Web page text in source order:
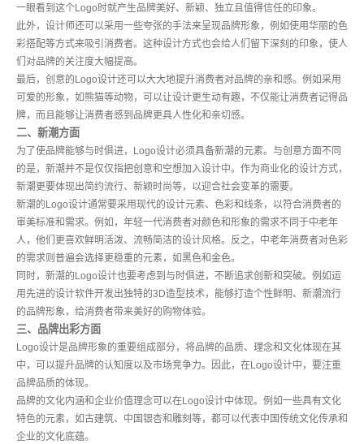
一眼看到这个Logo时就产生品牌美好、新颖、独立且值得信任的印象。
此外，设计师还可以采用一些夸张的手法来呈现品牌形象，例如使用华丽的色
彩搭配等方式来吸引消费者。这种设计方式也会给人们留下深刻的印象，使人
们对品牌的关注度大幅提高。
最后，创意的Logo设计还可以大大地提升消费者对品牌的亲和感。例如采用
可爱的形象，如熊猫等动物，可以让设计更生动有趣，不仅能让消费者记得品
牌，而且能够让消费者感到品牌更具人性化和亲切感。
二、新潮方面
为了使品牌能够与时俱进，Logo设计必须具备新潮的元素。与创意方面不同
的是，新潮并不是仅仅指把创意和空想加入设计中。作为商业化的设计方式，
新潮更要体现出简约流行、新颖时尚等，以迎合社会变革的需要。
新潮的Logo设计通常要采用现代的设计元素、色彩和线条，以符合消费者的
审美标准和需求。例如，年轻一代消费者对颜色和形象的需求不同于中老年
人，他们更喜欢鲜明活泼、流畅简洁的设计风格。反之，中老年消费者对色彩
的需求则普遍会选择更稳重的元素，如黑色和金色。
同时，新潮的Logo设计也要考虑到与时俱进，不断追求创新和突破。例如运
用先进的设计软件开发出独特的3D造型技术，能够打造个性鲜明、新潮流行
的品牌形象，给消费者带来美好的购物体验。
三、品牌出彩方面
Logo设计是品牌形象的重要组成部分，将品牌的品质、理念和文化体现在其
中，可以提升品牌的认知度以及市场竞争力。因此，在Logo设计中，要注重
品牌品质的体现。
品牌的文化内涵和企业价值理念可以在Logo设计中体现。例如一些具有文化
特色的元素，如古建筑、中国银杏和雕刻等，都可以代表中国传统文化传承和
企业的文化底蕴。